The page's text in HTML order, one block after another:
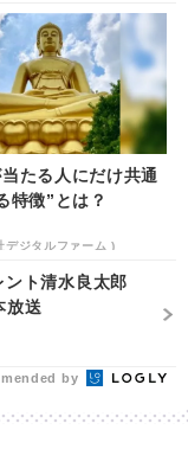
たる人にだけ共通
特徴”とは？
デジタルファーム )
ト清水良太郎
放送
by